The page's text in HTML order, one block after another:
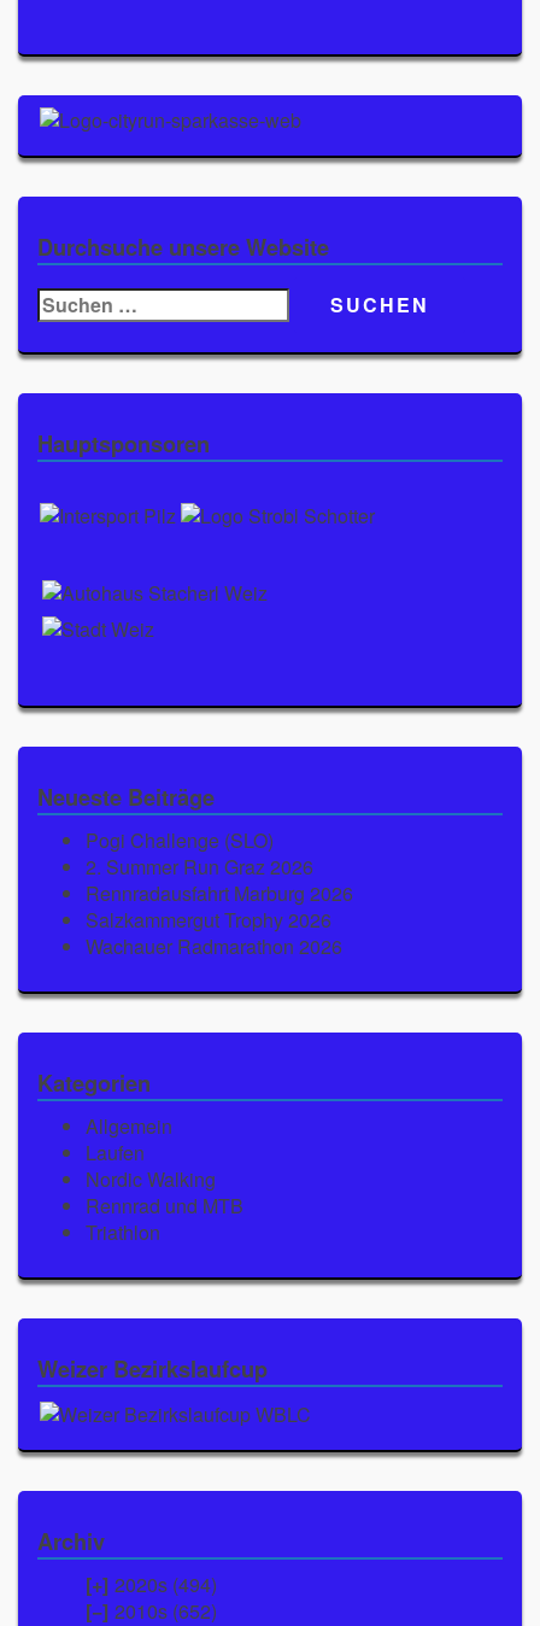
Durchsuche unsere Website
Suchen
nach:
Hauptsponsoren
Neueste Beiträge
Pogi Challenge (SLO)
2. Summer Run Graz 2026
Rennradausfahrt Marburg 2026
Salzkammergut Trophy 2026
Wachauer Radmarathon 2026
Kategorien
Allgemein
Laufen
Nordic Walking
Rennrad und MTB
Triathlon
Weizer Bezirkslaufcup
Archiv
2020s (494)
2010s (652)